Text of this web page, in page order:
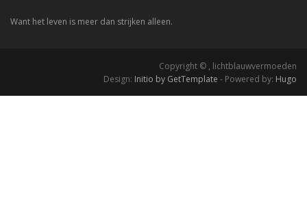
Want het leven is meer dan strijken alleen.
Copyright © , lichtblauwvermoeden
Design: Initio by GetTemplate - Powered by: Hugo